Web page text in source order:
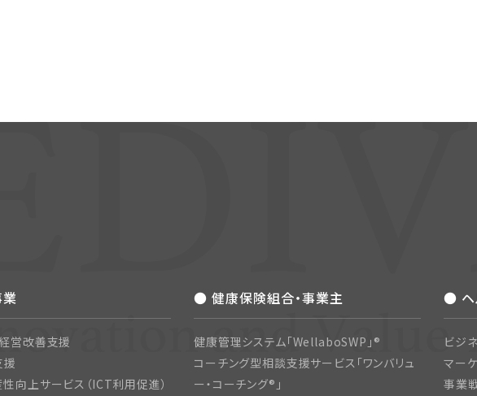
営改善支援
援
向上サービス（ICT利用促進）
● 健康保険組合・事業主
健康管理システム「WellaboSWP」®
コーチング型相談支援サービス「ワンバリュ
ー・コーチング®」
● ヘ
ビジ
マー
事業